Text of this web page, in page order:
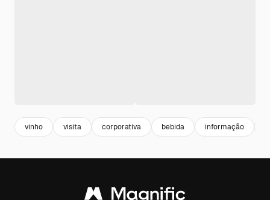
vinho visita corporativa bebida informação